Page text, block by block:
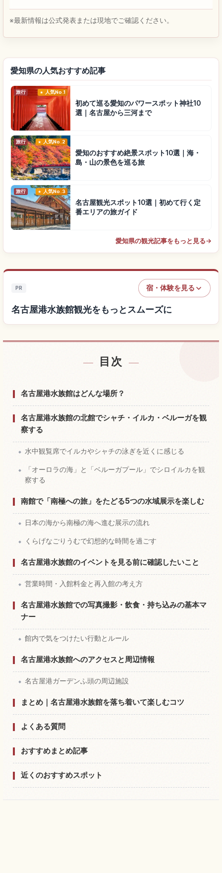
※最新情報は公式発表または現地でご確認ください。
愛知県の人気おすすめ記事
旅行 人気No.1
初めて巡る愛知のパワースポット神社10
選｜名古屋から三河まで
旅行 人気No.2
愛知のおすすめ絶景スポット10選｜海・
島・山の景色を巡る旅
旅行 人気No.3
名古屋観光スポット10選｜初めて行く定
番エリアの旅ガイド
愛知県の観光記事をもっと見る→
PR 宿・体験を見る
名古屋港水族館観光をもっとスムーズに
名古屋港水族館付近の宿を探す
名古屋港水族館の体験を探す
目次
名古屋港水族館はどんな場所？
名古屋港水族館の北館でシャチ・イルカ・ベルーガを観
察する
水中観覧席でイルカやシャチの泳ぎを近くに感じる
「オーロラの海」と「ベルーガプール」でシロイルカを観
察する
南館で「南極への旅」をたどる5つの水域展示を楽しむ
日本の海から南極の海へ進む展示の流れ
くらげなごりうむで幻想的な時間を過ごす
名古屋港水族館のイベントを見る前に確認したいこと
営業時間・入館料金と再入館の考え方
名古屋港水族館での写真撮影・飲食・持ち込みの基本マ
ナー
館内で気をつけたい行動とルール
名古屋港水族館へのアクセスと周辺情報
名古屋港ガーデンふ頭の周辺施設
まとめ｜名古屋港水族館を落ち着いて楽しむコツ
よくある質問
おすすめまとめ記事
近くのおすすめスポット